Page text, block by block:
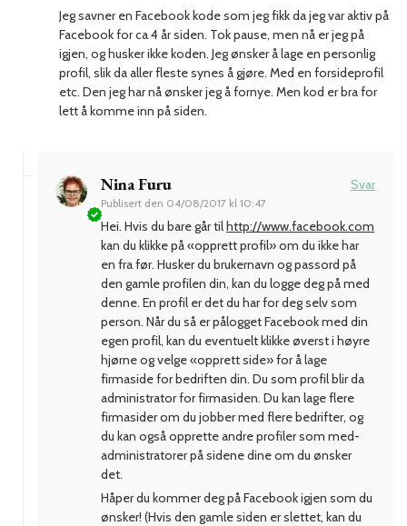
Jeg savner en Facebook kode som jeg fikk da jeg var aktiv på
Facebook for ca 4 år siden. Tok pause, men nå er jeg på
igjen, og husker ikke koden. Jeg ønsker å lage en personlig
profil, slik da aller fleste synes å gjøre. Med en forsideprofil
etc. Den jeg har nå ønsker jeg å fornye. Men kod er bra for
lett å komme inn på siden.
Nina Furu
Publisert den 04/08/2017 kl 10:47
Svar
Hei. Hvis du bare går tilhttp://www.facebook.com
kan du klikke på «opprett profil» om du ikke har
en fra før. Husker du brukernavn og passord på
den gamle profilen din, kan du logge deg på med
denne. En profil er det du har for deg selv som
person. Når du så er pålogget Facebook med din
egen profil, kan du eventuelt klikke øverst i høyre
hjørne og velge «opprett side» for å lage
firmaside for bedriften din. Du som profil blir da
administrator for firmasiden. Du kan lage flere
firmasider om du jobber med flere bedrifter, og
du kan også opprette andre profiler som med-
administratorer på sidene dine om du ønsker
det.
Håper du kommer deg på Facebook igjen som du
ønsker! (Hvis den gamle siden er slettet, kan du